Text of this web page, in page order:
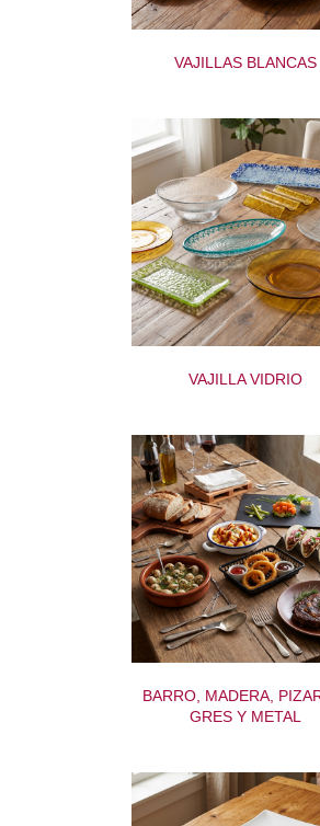
VAJILLAS BLANCAS
VAJILLA VIDRIO
BARRO, MADERA,
GRES Y METAL